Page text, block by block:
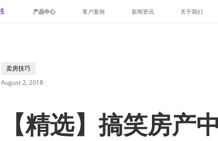
产品中心 客户案例 新闻资讯 关于我们
卖房技巧
August 2, 2018
【精选】搞笑房产